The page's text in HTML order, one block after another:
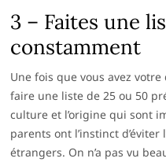
3 – Faites une
constamment
Une fois que vous avez
faire une liste de 25 ou 50
culture et l’origine qui sont
parents ont l’instinct
étrangers. On n’a pas vu